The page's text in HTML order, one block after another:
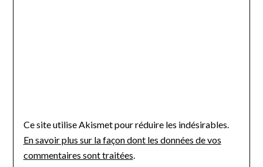
Ce site utilise Akismet pour réduire les indésirables.
En savoir plus sur la façon dont les données de vos
commentaires sont traitées.